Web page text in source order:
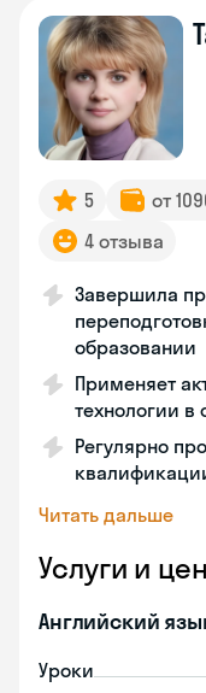
5 от
4 отзыва
Завершила
образовании
Применяет
технологии в
Регулярно
Читать дальше
Услуги и
Английский
Уроки